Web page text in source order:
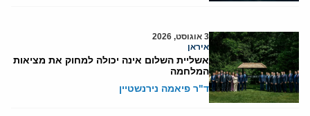
3 אוגוסט, 2026
איראן
אשליית השלום אינה יכולה למחוק את מציאות
המלחמה
ד"ר פיאמה נירנשטיין